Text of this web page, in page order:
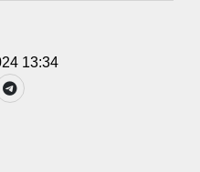
13:34